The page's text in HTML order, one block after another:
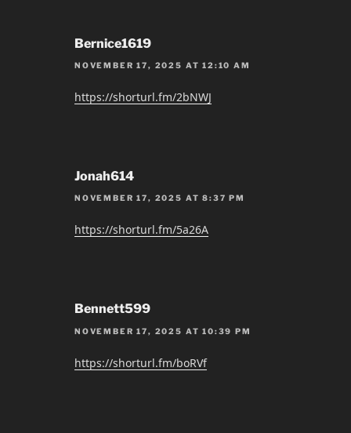
Bernice1619
NOVEMBER 17, 2025 AT 12:10 AM
https://shorturl.fm/2bNWJ
Jonah614
NOVEMBER 17, 2025 AT 8:37 PM
https://shorturl.fm/5a26A
Bennett599
NOVEMBER 17, 2025 AT 10:39 PM
https://shorturl.fm/boRVf